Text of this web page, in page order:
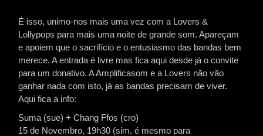
É isso, unimo-nos mais uma vez com a Lovers &
Lollypops para mais uma noite de grande som. Apareçam
e apoiem que o sacrifício e o entusiasmo das bandas bem
merece. A entrada é livre mas fica aqui desde já o convite
para um donativo. A Amplificasom e a Lovers não vão
ganhar nada com isto, já as bandas precisam de viver.
Aqui fica a info:
Suma (sue) + Chang Ffos (cro)
15 de Novembro, 19h30 (sim, é mesmo para